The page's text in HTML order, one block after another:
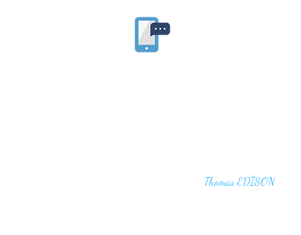
Thomas EDİSON